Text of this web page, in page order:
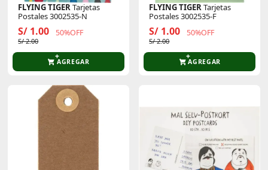
FLYING TIGERTarjetas
Postales 3002535-N
S/ 1.00 50%OFF
S/ 2.00
AGREGAR
FLYING TIGERTarjetas
Postales 3002535-F
S/ 1.00 50%OFF
S/ 2.00
AGREGAR